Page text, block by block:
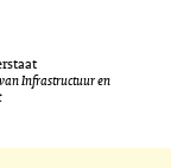
Infrastructuur en